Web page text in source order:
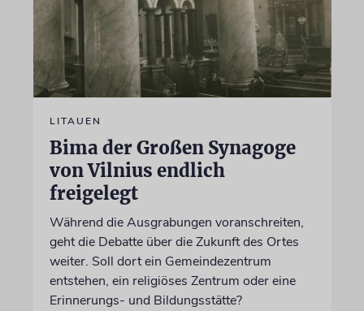
LITAUEN
Bima der Großen Synagoge
von Vilnius endlich
freigelegt
Während die Ausgrabungen voranschreiten,
geht die Debatte über die Zukunft des Ortes
weiter. Soll dort ein Gemeindezentrum
entstehen, ein religiöses Zentrum oder eine
Erinnerungs- und Bildungsstätte?